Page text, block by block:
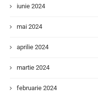
iunie 2024
mai 2024
aprilie 2024
martie 2024
februarie 2024